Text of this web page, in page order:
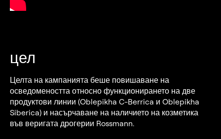
цел
Целта на кампанията беше повишаване на
осведомеността относно функционирането на две
продуктови линии (Oblepikha C-Berrica и Oblepikha
Siberica) и насърчаване на наличието на козметика
във веригата дрогерии Rossmann.